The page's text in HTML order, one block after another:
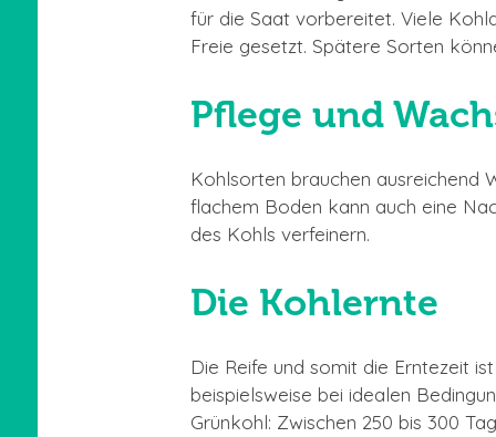
für die Saat vorbereitet. Viele
Freie gesetzt. Spätere Sorten
Pflege und
Kohlsorten brauchen ausreichend
flachem Boden kann auch eine
des Kohls verfeinern.
Die Kohlernte
Die Reife und somit die Erntezeit
beispielsweise bei idealen
Grünkohl: Zwischen 250 bis 300